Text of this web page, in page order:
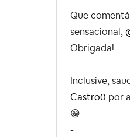
Que
sensacional,
Obrigada!
Inclusive,
Castro0 por
😁
-